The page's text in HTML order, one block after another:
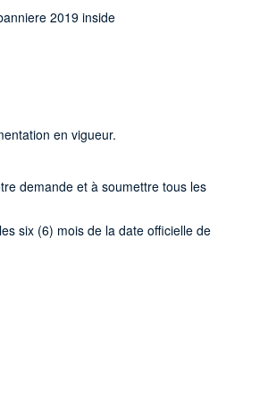
en vigueur.
demande et à soumettre tous les
six (6) mois de la date officielle de